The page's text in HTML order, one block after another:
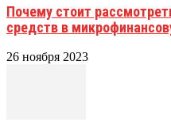
Почему стоит
средств в
26 ноября 2023